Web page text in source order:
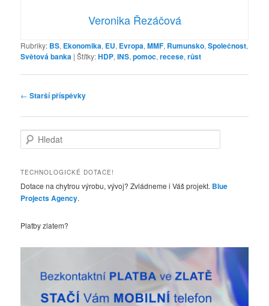
Veronika Řezáčová
Rubriky: BS, Ekonomika, EU, Evropa,MMF, Rumunsko,Společnost,
Světová banka |Štítky:HDP,INS,pomoc,recese,růst
Navigace
příspěvky
← Starší příspěvky
l
d
t
TECHNOLOGICKÉ DOTACE!
Dotace na chytrou výrobu, vývoj? Zvládneme i Váš projekt. Blue
Projects Agency.
Platby zlatem?